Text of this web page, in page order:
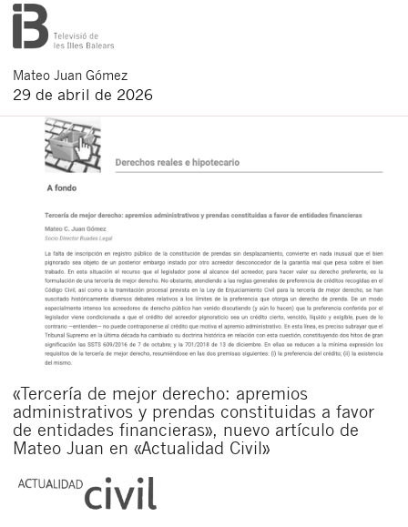
Mateo Juan Gómez
29 de abril de 2026
«Tercería de mejor derecho: apremios
administrativos y prendas constituidas a favor
de entidades financieras», nuevo artículo de
Mateo Juan en «Actualidad Civil»